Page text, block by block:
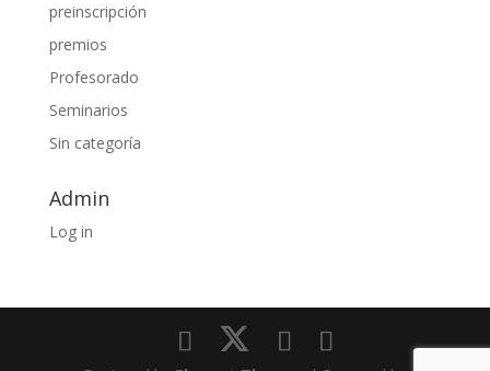
preinscripción
premios
Profesorado
Seminarios
Sin categoría
Admin
Log in